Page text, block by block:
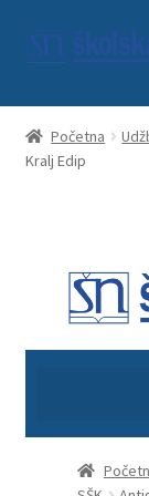
Početna
Anketni list
Početna
Kralj Edip